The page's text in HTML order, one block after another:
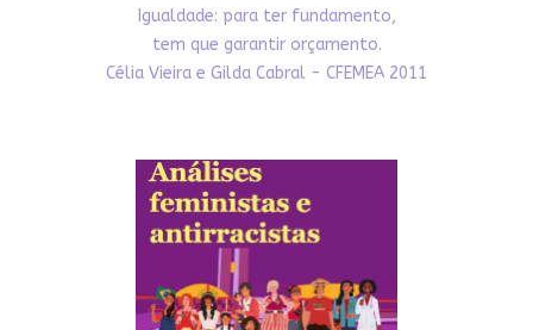
Igualdade: para ter fundamento,
tem que garantir orçamento.
Célia Vieira e Gilda Cabral - CFEMEA 2011